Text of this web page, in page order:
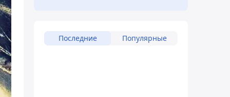
Последние Популярные